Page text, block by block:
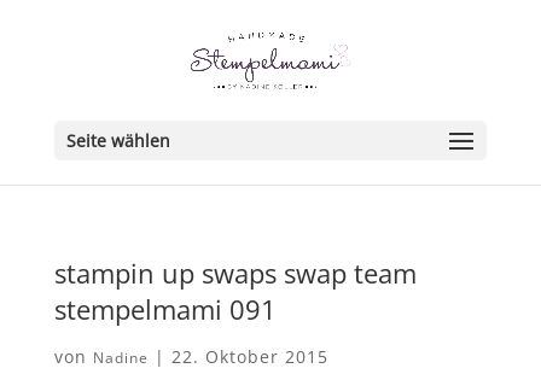
Seite wählen
stampin up swaps swap team
stempelmami 091
von Nadine | 22. Oktober 2015